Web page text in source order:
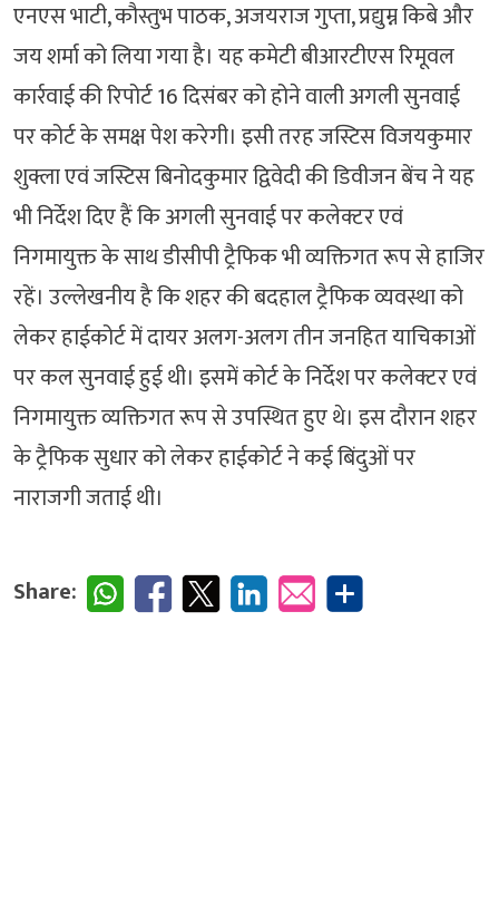
एनएस भाटी, कौस्तुभ पाठक, अजयराज गुप्ता, प्रद्युम्न किबे और
जय शर्मा को लिया गया है। यह कमेटी बीआरटीएस रिमूवल
कार्रवाई की रिपोर्ट 16 दिसंबर को होने वाली अगली सुनवाई
पर कोर्ट के समक्ष पेश करेगी। इसी तरह जस्टिस विजयकुमार
शुक्ला एवं जस्टिस बिनोदकुमार द्विवेदी की डिवीजन बेंच ने यह
भी निर्देश दिए हैं कि अगली सुनवाई पर कलेक्टर एवं
निगमायुक्त के साथ डीसीपी ट्रैफिक भी व्यक्तिगत रूप से हाजिर
रहें। उल्लेखनीय है कि शहर की बदहाल ट्रैफिक व्यवस्था को
लेकर हाईकोर्ट में दायर अलग-अलग तीन जनहित याचिकाओं
पर कल सुनवाई हुई थी। इसमें कोर्ट के निर्देश पर कलेक्टर एवं
निगमायुक्त व्यक्तिगत रूप से उपस्थित हुए थे। इस दौरान शहर
के ट्रैफिक सुधार को लेकर हाईकोर्ट ने कई बिंदुओं पर
नाराजगी जताई थी।
Share: